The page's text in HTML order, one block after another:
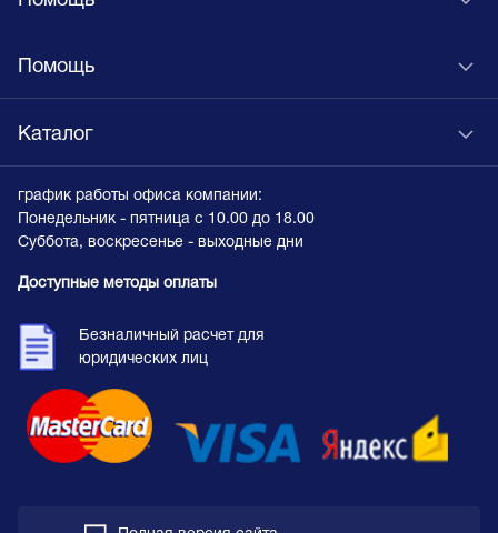
Помощь
Каталог
график работы офиса компании:
Понедельник - пятница с 10.00 до 18.00
Суббота, воскресенье - выходные дни
Доступные методы оплаты
Безналичный расчет для
юридических лиц